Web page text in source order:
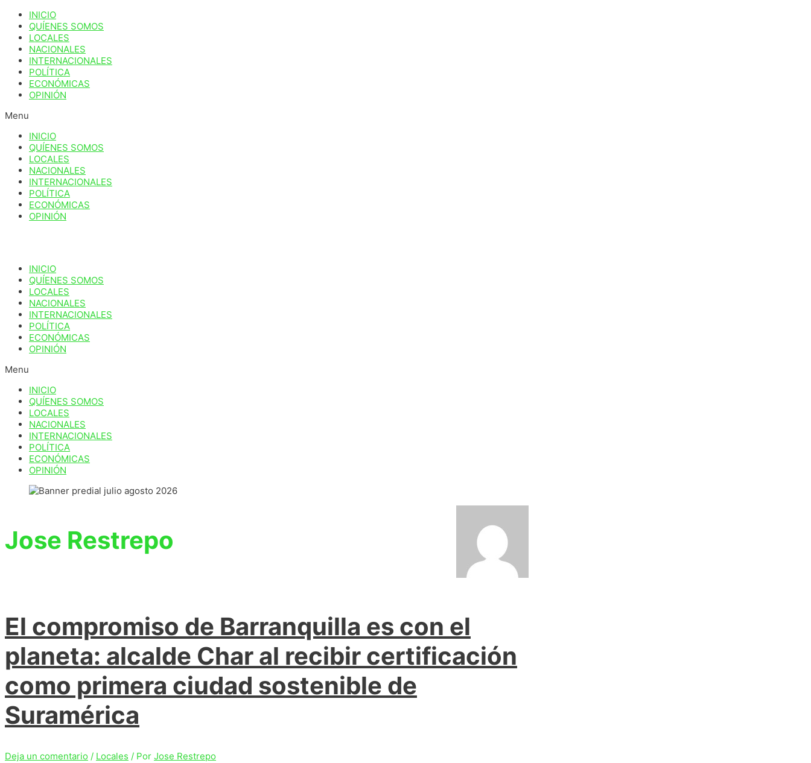
contenido
INICIO
QUÍENES SOMOS
LOCALES
NACIONALES
INTERNACIONALES
POLÍTICA
ECONÓMICAS
OPINIÓN
Menu
INICIO
QUÍENES SOMOS
LOCALES
NACIONALES
INTERNACIONALES
POLÍTICA
ECONÓMICAS
OPINIÓN
INICIO
QUÍENES SOMOS
LOCALES
NACIONALES
INTERNACIONALES
POLÍTICA
ECONÓMICAS
OPINIÓN
Menu
INICIO
QUÍENES SOMOS
LOCALES
NACIONALES
INTERNACIONALES
POLÍTICA
ECONÓMICAS
OPINIÓN
Jose Restrepo
El compromiso de Barranquilla es con el
planeta: alcalde Char al recibir certificación
como primera ciudad sostenible de
Suramérica
Deja un comentario / Locales / Por Jose Restrepo